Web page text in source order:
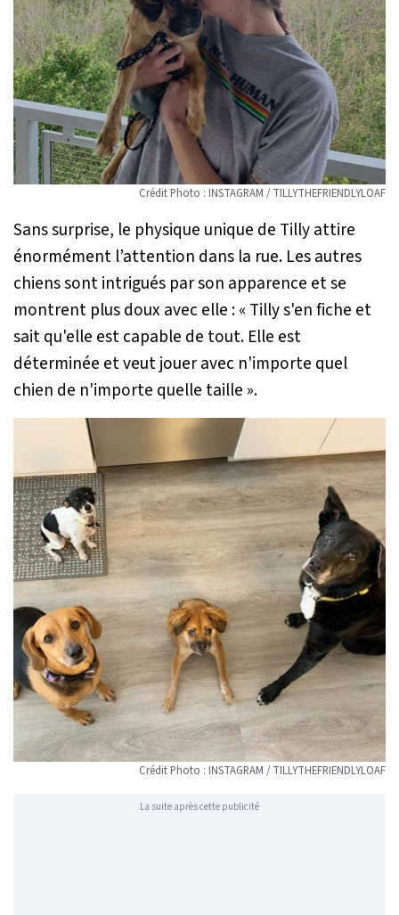
Crédit Photo : INSTAGRAM / TILLYTHEFRIENDLYLOAF
Sans surprise, le physique unique de Tilly attire
énormément l’attention dans la rue. Les autres
chiens sont intrigués par son apparence et se
montrent plus doux avec elle :« Tilly s'en fiche et
sait qu'elle est capable de tout. Elle est
déterminée et veut jouer avec n'importe quel
chien de n'importe quelle taille ».
Crédit Photo : INSTAGRAM / TILLYTHEFRIENDLYLOAF
La suite après cette publicité